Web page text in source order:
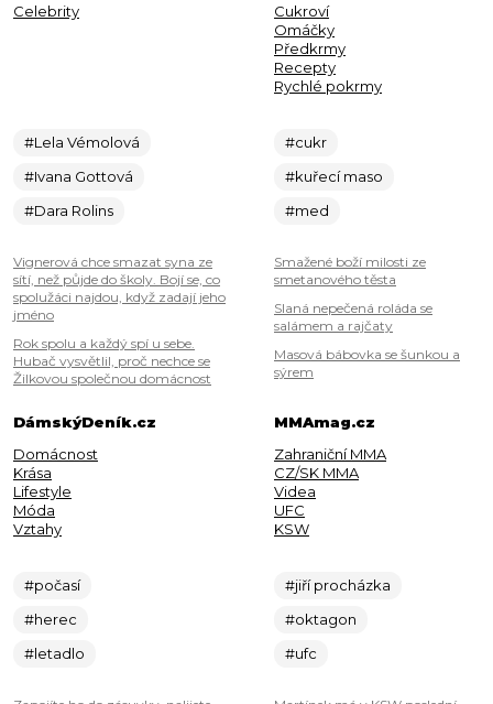
Celebrity
#Lela Vémolová
#Ivana Gottová
#Dara Rolins
Vignerová chce smazat syna ze
sítí, než půjde do školy. Bojí se, co
spolužáci najdou, když zadají jeho
jméno
Rok spolu a každý spí u sebe.
Hubač vysvětlil, proč nechce se
Žilkovou společnou domácnost
Cukroví
Omáčky
Předkrmy
Recepty
Rychlé pokrmy
#cukr
#kuřecí maso
#med
Smažené boží milosti ze
smetanového těsta
Slaná nepečená roláda se
salámem a rajčaty
Masová bábovka se šunkou a
sýrem
DámskýDeník.cz
Domácnost
Krása
Lifestyle
Móda
Vztahy
#počasí
#herec
#letadlo
MMAmag.cz
Zahraniční MMA
CZ/SK MMA
Videa
UFC
KSW
#jiří procházka
#oktagon
#ufc